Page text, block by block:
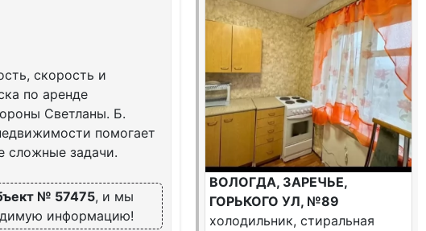
скорость и
по аренде
Светланы. Б.
помогает
сложные задачи.
№ 57475, и мы
информацию!
ВОЛОГДА, ЗАРЕЧЬЕ,
ГОРЬКОГО УЛ, №89
холодильник, стиральная